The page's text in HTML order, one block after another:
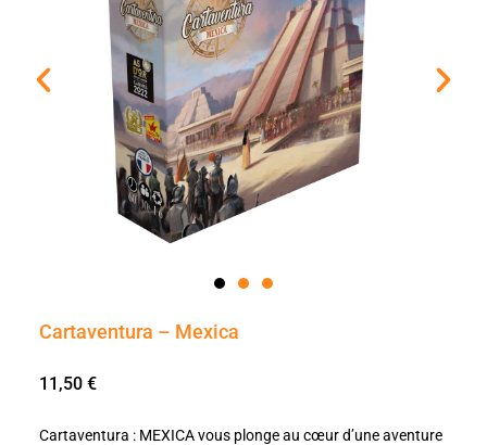
Cartaventura – Mexica
11,50 €
Cartaventura : MEXICA vous plonge au cœur d’une aventure